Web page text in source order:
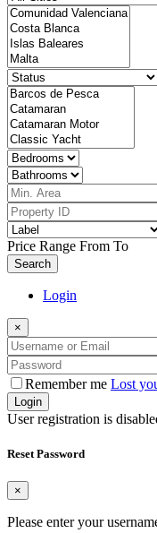
Price Range From To
Search
Login
×
Remember me Lost
Login
User registration is
Reset Password
×
Please enter your